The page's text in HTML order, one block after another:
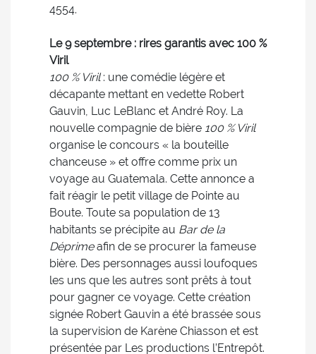
4554.
Le 9 septembre : rires garantis avec 100 %
Viril
100 % Viril: une comédie légère et
décapante mettant en vedette Robert
Gauvin, Luc LeBlanc et André Roy. La
nouvelle compagnie de bière 100 % Viril
organise le concours « la bouteille
chanceuse » et offre comme prix un
voyage au Guatemala. Cette annonce a
fait réagir le petit village de Pointe au
Boute. Toute sa population de 13
habitants se précipite au Bar de la
Déprimeafin de se procurer la fameuse
bière. Des personnages aussi loufoques
les uns que les autres sont prêts à tout
pour gagner ce voyage. Cette création
signée Robert Gauvin a été brassée sous
la supervision de Karène Chiasson et est
présentée par Les productions l’Entrepôt.